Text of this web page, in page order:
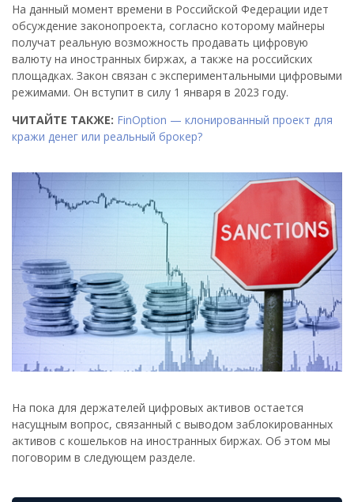
На данный момент времени в Российской Федерации идет
обсуждение законопроекта, согласно которому майнеры
получат реальную возможность продавать цифровую
валюту на иностранных биржах, а также на российских
площадках. Закон связан с экспериментальными цифровыми
режимами. Он вступит в силу 1 января в 2023 году.
ЧИТАЙТЕ ТАКЖЕ: FinOption — клонированный проект для
кражи денег или реальный брокер?
На пока для держателей цифровых активов остается
насущным вопрос, связанный с выводом заблокированных
активов с кошельков на иностранных биржах. Об этом мы
поговорим в следующем разделе.